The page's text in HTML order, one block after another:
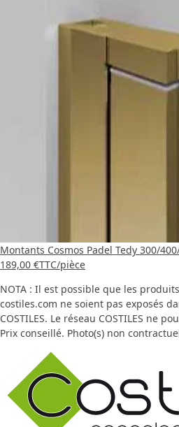
Montants Cosmos Padel Tedy 300/
189,00 €TTC/pièce
NOTA : Il est possible que les
costiles.com ne soient pas exposés
COSTILES. Le réseau COSTILES ne
Prix conseillé. Photo(s) non